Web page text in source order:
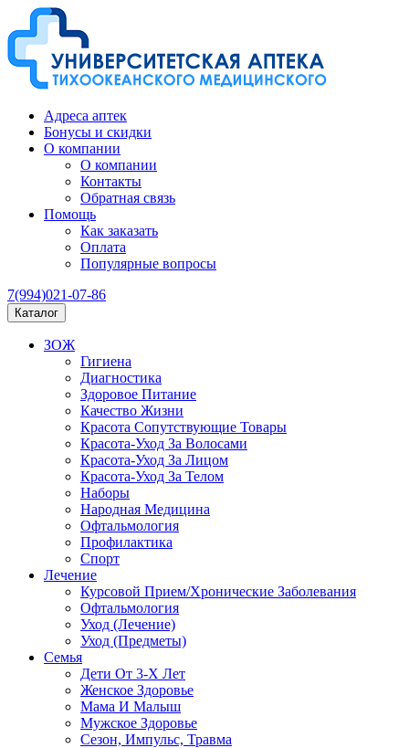
Адреса аптек
Бонусы и скидки
О компании
О компании
Контакты
Обратная связь
Помощь
Как заказать
Оплата
Популярные вопросы
7(994)021-07-86
Каталог
ЗОЖ
Гигиена
Диагностика
Здоровое Питание
Качество Жизни
Красота Сопутствующие Товары
Красота-Уход За Волосами
Красота-Уход За Лицом
Красота-Уход За Телом
Наборы
Народная Медицина
Офтальмология
Профилактика
Спорт
Лечение
Курсовой Прием/Хронические Заболевания
Офтальмология
Уход (Лечение)
Уход (Предметы)
Семья
Дети От 3-Х Лет
Женское Здоровье
Мама И Малыш
Мужское Здоровье
Сезон, Импульс, Травма